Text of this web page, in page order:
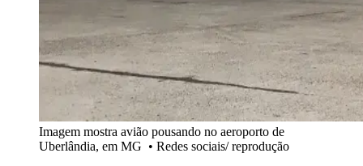
Imagem mostra avião pousando no aeroporto de
Uberlândia, em MG • Redes sociais/ reprodução